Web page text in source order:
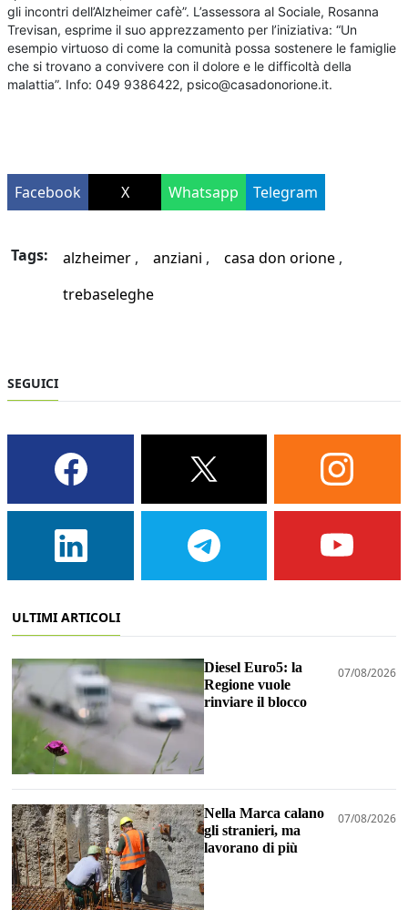
gli incontri dell’Alzheimer cafè”. L’assessora al Sociale, Rosanna
Trevisan, esprime il suo apprezzamento per l’iniziativa: “Un
esempio virtuoso di come la comunità possa sostenere le famiglie
che si trovano a convivere con il dolore e le difficoltà della
malattia”. Info: 049 9386422, psico@casadonorione.it.
Facebook X Whatsapp Telegram
Tags: alzheimer anziani
casa don orione
trebaseleghe
SEGUICI
ULTIMI ARTICOLI
Diesel Euro5: la
Regione vuole
rinviare il blocco
07/08/2026
Nella Marca calano
gli stranieri, ma
lavorano di più
07/08/2026